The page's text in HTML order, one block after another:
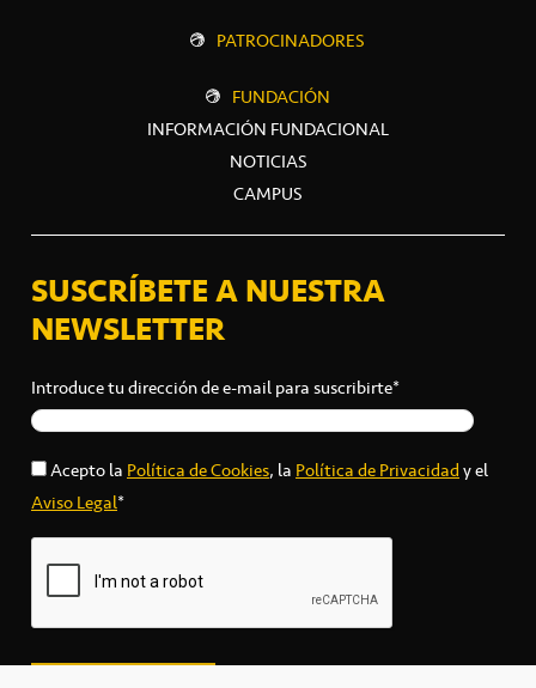
PATROCINADORES
FUNDACIÓN
INFORMACIÓN FUNDACIONAL
NOTICIAS
CAMPUS
SUSCRÍBETE A NUESTRA
NEWSLETTER
Introduce tu dirección de e-mail para suscribirte*
Acepto laPolítica de Cookies, laPolítica de Privacidady el
Aviso Legal*